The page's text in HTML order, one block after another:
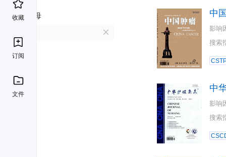
收藏
订阅
文件
首字母 中
影响
搜索
中
影响
搜索